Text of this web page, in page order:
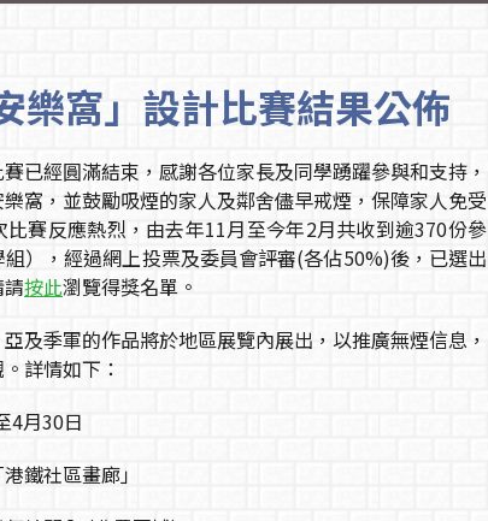
樂窩」設計比賽結果公佈
賽已經圓滿結束，感謝各位家長及同學踴躍參與和支持，
窩，並鼓勵吸煙的家人及鄰舍儘早戒煙，保障家人免受
賽反應熱烈，由去年11月至今年2月共收到逾370份參
），經過網上投票及委員會評審(各佔50%)後，已選出
按此瀏覽得獎名單。
及季軍的作品將於地區展覽內展出，以推廣無煙信息，
詳情如下：
4月30日
鐵社區畫廊」